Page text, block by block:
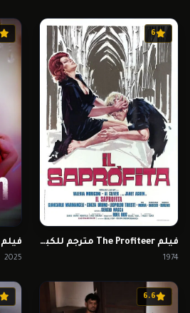
6
فيلم The Profiteer مترجم للكبار فقط
1974
2025
6.6